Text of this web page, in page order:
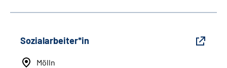
Sozialarbeiter*in
Mölln